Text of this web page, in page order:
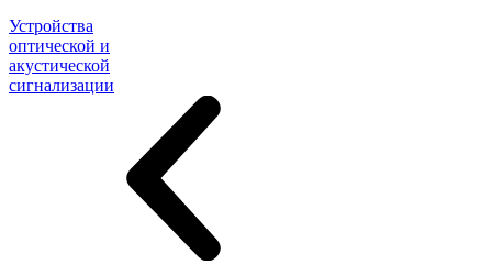
Устройства
оптической и
акустической
сигнализации